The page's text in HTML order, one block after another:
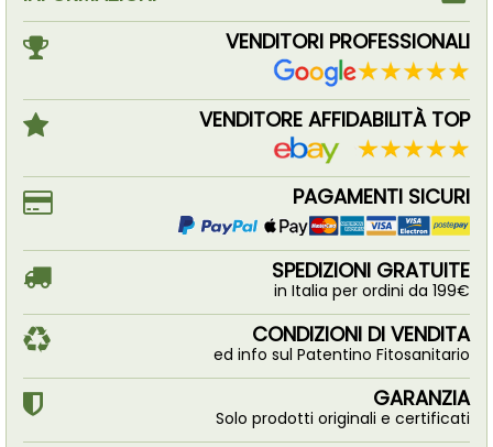
VENDITORI PROFESSIONALI
VENDITORE AFFIDABILITÀ TOP
PAGAMENTI SICURI
SPEDIZIONI GRATUITE
in Italia per ordini da 199€
CONDIZIONI DI VENDITA
ed info sul Patentino Fitosanitario
GARANZIA
Solo prodotti originali e certificati